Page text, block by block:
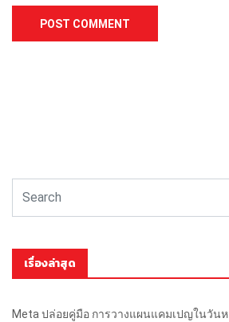
เรื่องล่าสุด
Meta ปล่อยคู่มือ การวางแผนแคมเปญในวัน